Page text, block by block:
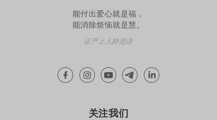
能付出爱心就是福，
能消除烦恼就是慧。
证严上人静思语
关注我们